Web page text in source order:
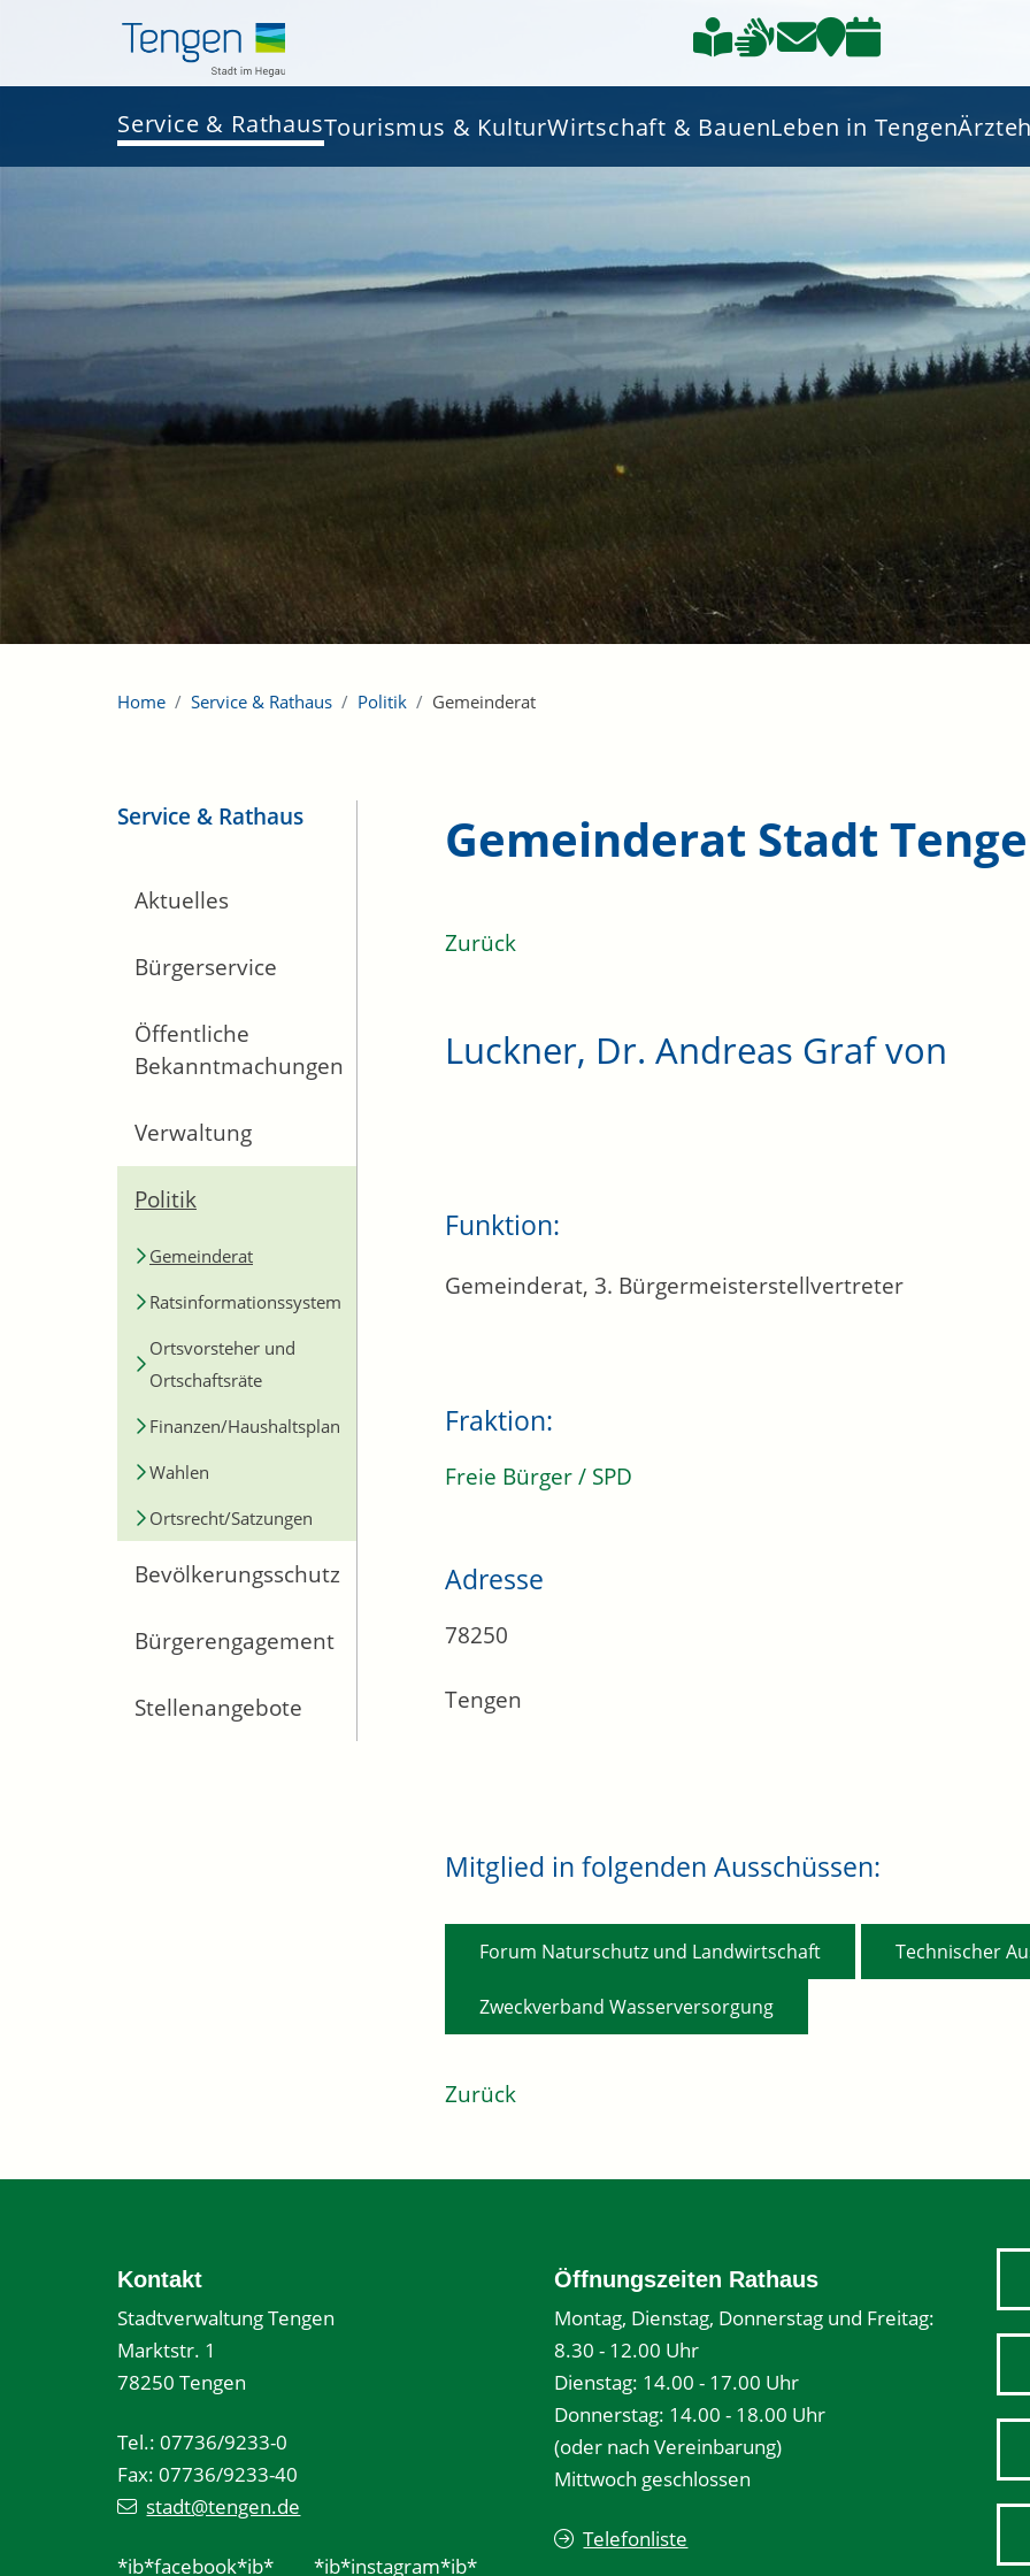
Service & RathausTourismus & KulturWirtschaft & BauenLeben in Tengen
Home Service & Rathaus Politik Gemeinderat
Service & Rathaus
Aktuelles
Bürgerservice
Öffentliche
Bekanntmachungen
Verwaltung
Politik
Gemeinderat
Ratsinformationssystem
Ortsvorsteher und
Ortschaftsräte
Finanzen/Haushaltsplan
Wahlen
Ortsrecht/Satzungen
Bevölkerungsschutz
Bürgerengagement
Stellenangebote
Gemeinderat Stadt
Zurück
Luckner, Dr. Andreas Graf von
Funktion:
Gemeinderat, 3. Bürgermeisterstellvertreter
Fraktion:
Freie Bürger / SPD
Adresse
78250
Tengen
Mitglied in folgenden Ausschüssen:
Forum Naturschutz und Landwirtschaft Technischer
Zweckverband Wasserversorgung
Zurück
Kontakt
Stadtverwaltung Tengen
Marktstr. 1
78250 Tengen
Tel.: 07736/9233-0
Fax: 07736/9233-40
stadt@tengen.de
*ib*facebook*ib* *ib*instagram*ib*
Öffnungszeiten Rathaus
Montag, Dienstag, Donnerstag und Freitag:
8.30 - 12.00 Uhr
Dienstag: 14.00 - 17.00 Uhr
Donnerstag: 14.00 - 18.00 Uhr
(oder nach Vereinbarung)
Mittwoch geschlossen
Telefonliste